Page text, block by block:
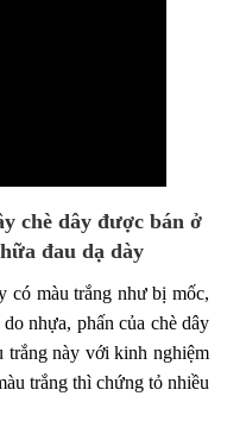
chè dây được bán ở
đau dạ dày
có màu trắng như bị mốc,
nhựa, phấn của chè dây
trắng này với kinh nghiệm
trắng thì chứng tỏ nhiều